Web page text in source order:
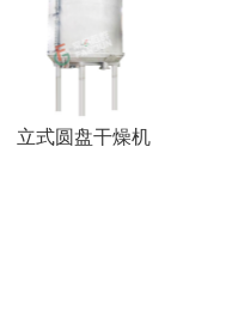
立式圆盘干燥机